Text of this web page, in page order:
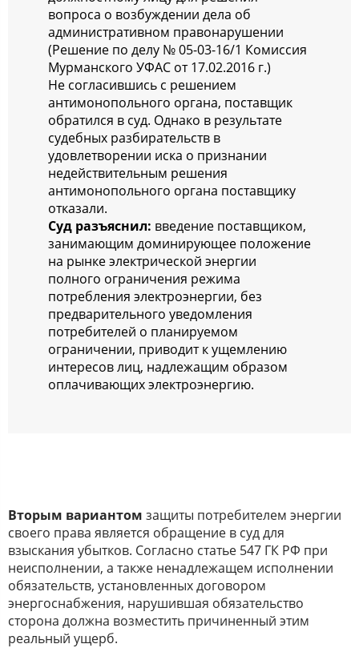
вопроса о возбуждении дела об
административном правонарушении
(Решение по делу № 05-03-16/1 Комиссия
Мурманского УФАС от 17.02.2016 г.)
Не согласившись с решением
антимонопольного органа, поставщик
обратился в суд. Однако в результате
судебных разбирательств в
удовлетворении иска о признании
недействительным решения
антимонопольного органа поставщику
отказали.
Суд разъяснил: введение поставщиком,
занимающим доминирующее положение
на рынке электрической энергии
полного ограничения режима
потребления электроэнергии, без
предварительного уведомления
потребителей о планируемом
ограничении, приводит к ущемлению
интересов лиц, надлежащим образом
оплачивающих электроэнергию.
Вторым вариантом защиты потребителем энергии
своего права является обращение в суд для
взыскания убытков. Согласно статье 547 ГК РФ при
неисполнении, а также ненадлежащем исполнении
обязательств, установленных договором
энергоснабжения, нарушившая обязательство
сторона должна возместить причиненный этим
реальный ущерб.